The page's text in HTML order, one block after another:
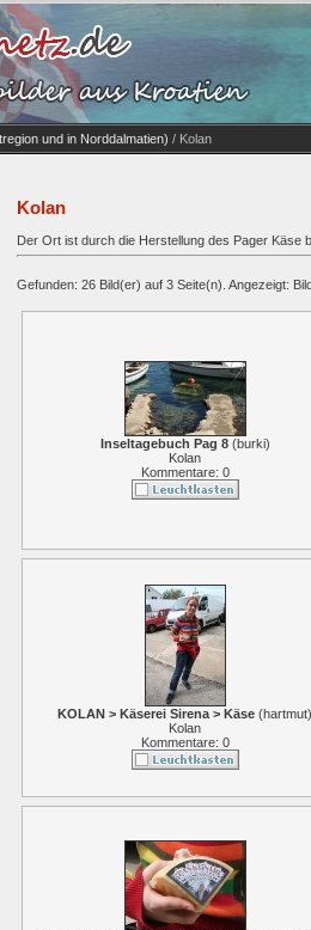
und in Norddalmatien) / Kolan
Kolan
Der Ort ist durch die Herstellung des Pager Käse
Gefunden: 26 Bild(er) auf 3 Seite(n). Angezeigt:
Inseltagebuch Pag 8(burki)
Kolan
Kommentare: 0
KOLAN > Käserei Sirena > Käse (hartmut)
Kolan
Kommentare: 0